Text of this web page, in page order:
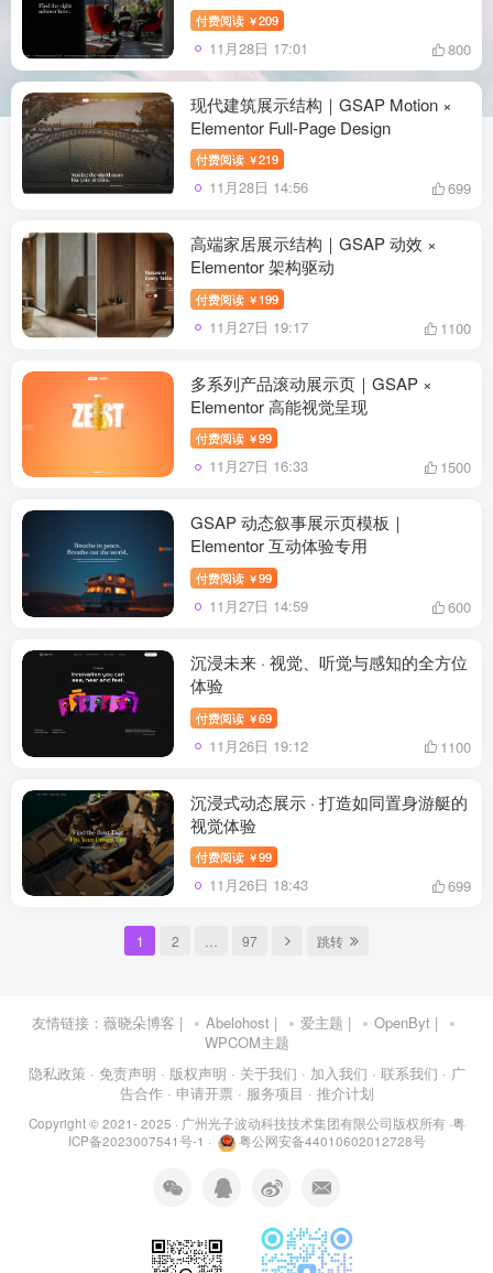
付费阅读 ￥209
11月28日 17:01 800
现代建筑展示结构｜GSAP Motion ×
Elementor Full-Page Design
付费阅读 ￥219
11月28日 14:56 699
高端家居展示结构｜GSAP 动效 ×
Elementor 架构驱动
付费阅读 ￥ 199
11月27日 19:17 1100
多系列产品滚动展示页｜GSAP ×
Elementor 高能视觉呈现
付费阅读 ￥99
11月27日 16:33 1500
GSAP 动态叙事展示页模板｜
Elementor 互动体验专用
付费阅读 ￥99
11月27日 14:59 600
沉浸未来 · 视觉、听觉与感知的全方位
体验
付费阅读 ￥69
11月26日 19:12 1100
沉浸式动态展示 · 打造如同置身游艇的
视觉体验
付费阅读 ￥99
11月26日 18:43 699
1 2 97 跳转
友情链接： 薇晓朵博客 | Abelohost | 爱主题 | OpenByt |
WPCOM主题
隐私政策 · 免责声明 · 版权声明 · 关于我们 · 加入我们 · 联系我们 · 广
告合作 · 申请开票 · 服务项目 · 推介计划
Copyright © 2021- 2025 · 广州光子波动科技技术集团有限公司版权所有·粤
ICP备2023007541号-1 · 粤公网安备44010602012728号